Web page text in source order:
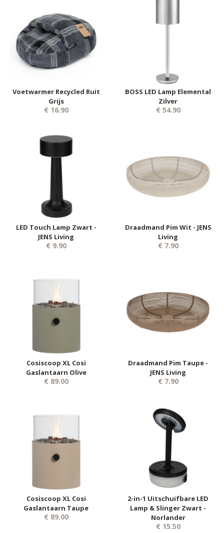
Voetwarmer Recycled Ruit
Grijs
€ 16.90
BOSS LED Lamp Elemental
Zilver
€ 54.90
LED Touch Lamp Zwart -
JENS Living
€ 9.90
Draadmand Pim Wit - JENS
Living
€ 7.90
Cosiscoop XL Cosi
Gaslantaarn Olive
€ 89.00
Draadmand Pim Taupe -
JENS Living
€ 7.90
Cosiscoop XL Cosi
Gaslantaarn Taupe
€ 89.00
2-in-1 Uitschuifbare LED
Lamp & Slinger Zwart -
Norlander
€ 15.50